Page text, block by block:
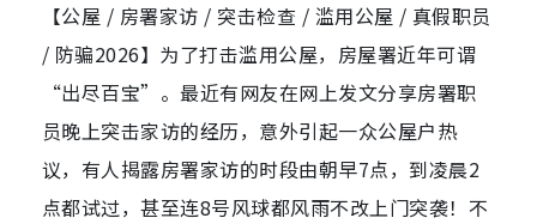
【公屋 / 房署家访 / 突击检查 / 滥用公屋 / 真假职员
/ 防骗2026】为了打击滥用公屋，房屋署近年可谓
“出尽百宝”。最近有网友在网上发文分享房署职
员晚上突击家访的经历，意外引起一众公屋户热
议，有人揭露房署家访的时段由朝早7点，到凌晨2
点都试过，甚至连8号风球都风雨不改上门突袭！不